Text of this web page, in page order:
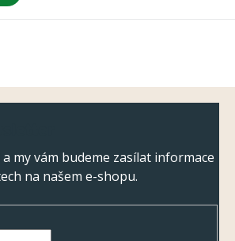
my vám budeme zasílat informace
na našem e-shopu.